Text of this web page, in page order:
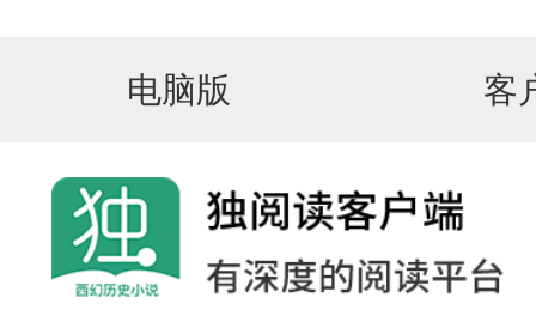
电脑版 客